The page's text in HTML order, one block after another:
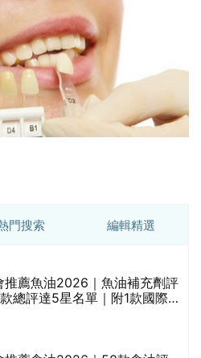
門搜索 編輯精選
推薦魚油2026｜魚油補充劑評
總評達5星名單｜附1款國際